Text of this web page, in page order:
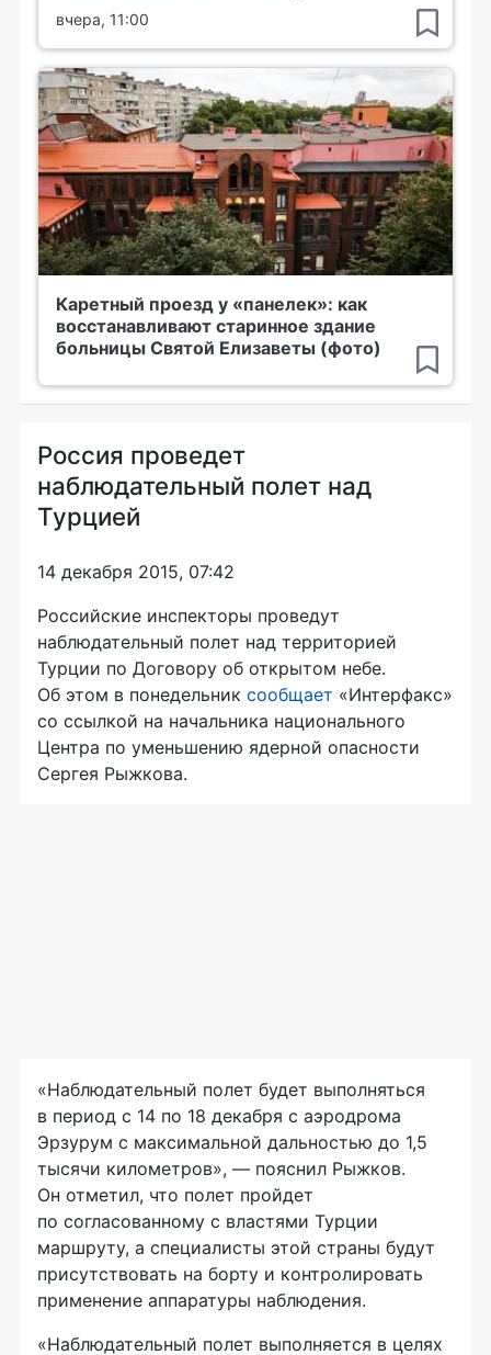
вчера, 11:00
Каретный проезд у «панелек»: как
восстанавливают старинное здание
больницы Святой Елизаветы (фото)
Россия проведет
наблюдательный полет над
Турцией
14 декабря 2015, 07:42
Российские инспекторы проведут
наблюдательный полет над территорией
Турции по Договору об открытом небе.
Об этом в понедельник сообщает «Интерфакс»
со ссылкой на начальника национального
Центра по уменьшению ядерной опасности
Сергея Рыжкова.
«Наблюдательный полет будет выполняться
в период с 14 по 18 декабря с аэродрома
Эрзурум с максимальной дальностью до 1,5
тысячи километров», — пояснил Рыжков.
Он отметил, что полет пройдет
по согласованному с властями Турции
маршруту, а специалисты этой страны будут
присутствовать на борту и контролировать
применение аппаратуры наблюдения.
«Наблюдательный полет выполняется в целях